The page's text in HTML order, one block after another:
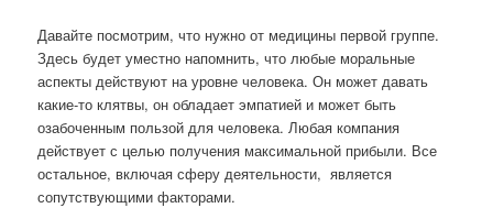
Давайте посмотрим, что нужно от медицины первой группе.
Здесь будет уместно напомнить, что любые моральные
аспекты действуют на уровне человека. Он может давать
какие-то клятвы, он обладает эмпатией и может быть
озабоченным пользой для человека. Любая компания
действует с целью получения максимальной прибыли. Все
остальное, включая сферу деятельности, является
сопутствующими факторами.